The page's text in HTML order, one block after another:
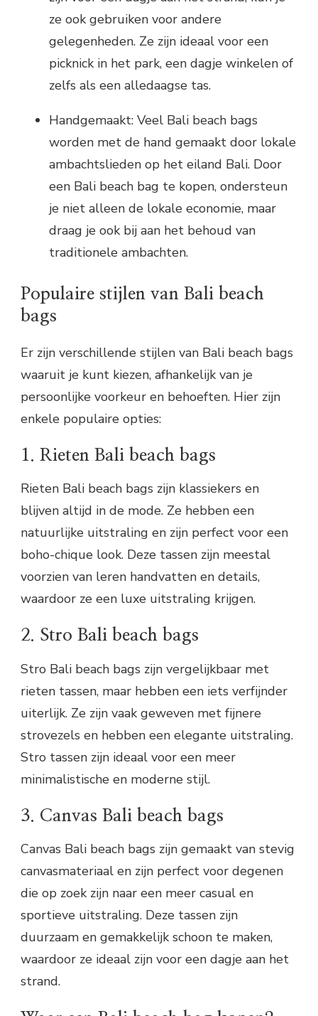
ze ook gebruiken voor andere
gelegenheden. Ze zijn ideaal voor een
picknick in het park, een dagje winkelen of
zelfs als een alledaagse tas.
Handgemaakt: Veel Bali beach bags
worden met de hand gemaakt door lokale
ambachtslieden op het eiland Bali. Door
een Bali beach bag te kopen, ondersteun
je niet alleen de lokale economie, maar
draag je ook bij aan het behoud van
traditionele ambachten.
Populaire stijlen van Bali beach
bags
Er zijn verschillende stijlen van Bali beach bags
waaruit je kunt kiezen, afhankelijk van je
persoonlijke voorkeur en behoeften. Hier zijn
enkele populaire opties:
1. Rieten Bali beach bags
Rieten Bali beach bags zijn klassiekers en
blijven altijd in de mode. Ze hebben een
natuurlijke uitstraling en zijn perfect voor een
boho-chique look. Deze tassen zijn meestal
voorzien van leren handvatten en details,
waardoor ze een luxe uitstraling krijgen.
2. Stro Bali beach bags
Stro Bali beach bags zijn vergelijkbaar met
rieten tassen, maar hebben een iets verfijnder
uiterlijk. Ze zijn vaak geweven met fijnere
strovezels en hebben een elegante uitstraling.
Stro tassen zijn ideaal voor een meer
minimalistische en moderne stijl.
3. Canvas Bali beach bags
Canvas Bali beach bags zijn gemaakt van stevig
canvasmateriaal en zijn perfect voor degenen
die op zoek zijn naar een meer casual en
sportieve uitstraling. Deze tassen zijn
duurzaam en gemakkelijk schoon te maken,
waardoor ze ideaal zijn voor een dagje aan het
strand.